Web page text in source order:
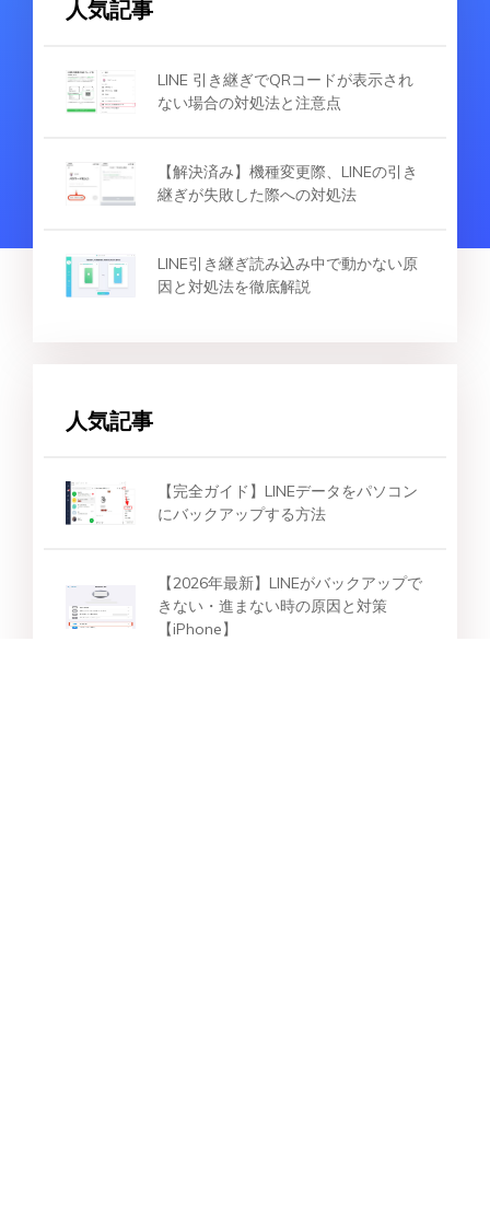
人気記事
LINE 引き継ぎでQRコードが表示され
ない場合の対処法と注意点
【解決済み】機種変更際、LINEの引き
継ぎが失敗した際への対処法
LINE引き継ぎ読み込み中で動かない原
因と対処法を徹底解説
人気記事
【完全ガイド】LINEデータをパソコン
にバックアップする方法
【2026年最新】LINEがバックアップで
きない・進まない時の原因と対策
【iPhone】